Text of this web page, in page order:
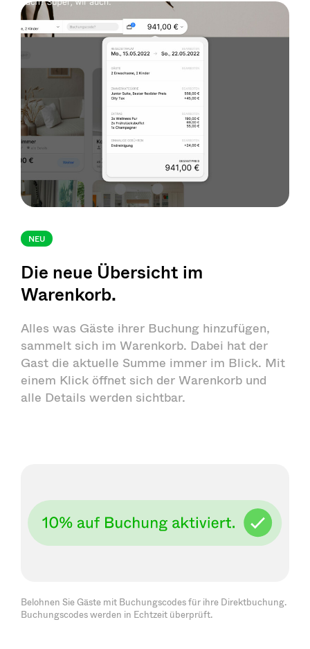
NEU
Die neue Übersicht im
Warenkorb.
Alles was Gäste ihrer Buchung hinzufügen,
sammelt sich im Warenkorb. Dabei hat der
Gast die aktuelle Summe immer im Blick. Mit
einem Klick öffnet sich der Warenkorb und
alle Details werden sichtbar.
Belohnen Sie Gäste mit Buchungscodes für ihre Direktbuchung.
Buchungscodes werden in Echtzeit überprüft.